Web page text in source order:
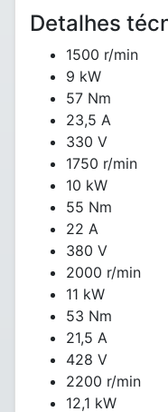
Detalhes
1500 r/min
9 kW
57 Nm
23,5 A
330 V
1750 r/min
10 kW
55 Nm
22 A
380 V
2000 r/min
11 kW
53 Nm
21,5 A
428 V
2200 r/min
12,1 kW